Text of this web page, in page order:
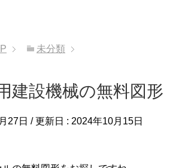
未分類
建設機械の無料図形
27日 / 更新日 : 2024年10月15日